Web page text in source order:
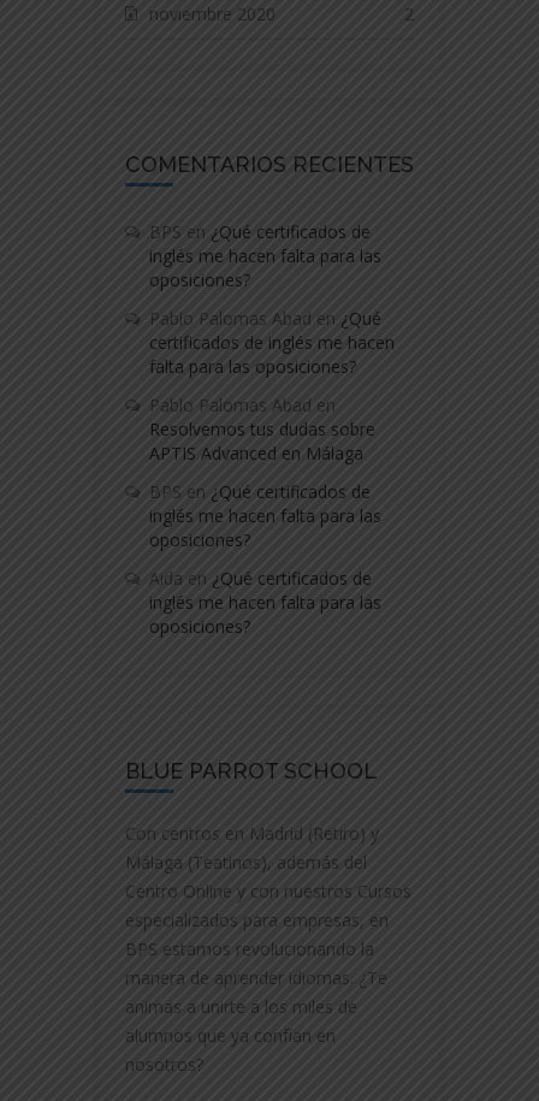
noviembre 2020 2
COMENTARIOS RECIENTES
BPS en ¿Qué certificados de
inglés me hacen falta para las
oposiciones?
Pablo Palomas Abad en ¿Qué
certificados de inglés me hacen
falta para las oposiciones?
Pablo Palomas Abad en
Resolvemos tus dudas sobre
APTIS Advanced en Málaga
BPS en ¿Qué certificados de
inglés me hacen falta para las
oposiciones?
Aida en ¿Qué certificados de
inglés me hacen falta para las
oposiciones?
BLUE PARROT SCHOOL
Con centros en Madrid (Retiro) y
Málaga (Teatinos), además del
Centro Online y con nuestros Cursos
especializados para empresas, en
BPS estamos revolucionando la
manera de aprender idiomas. ¿Te
animas a unirte a los miles de
alumnos que ya confían en
nosotros?